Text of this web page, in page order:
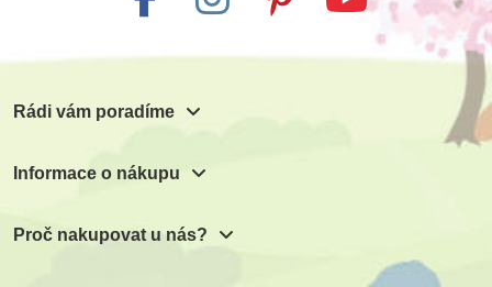
Rádi vám poradíme
Informace o nákupu
Proč nakupovat u nás?